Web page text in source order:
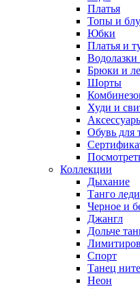
Платья
Топы и
Юбки
Платья и
Брюки и
Шорты
Худи и
Обувь для
Коллекции
Дыхание
Танго леди
Черное и
Джангл
Дольче
Спорт
Танец
Неон